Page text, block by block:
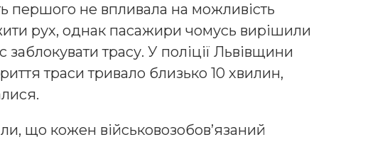
першого не впливала на можливість
рух, однак пасажири чомусь вирішили
заблокувати трасу. У поліції Львівщини
траси тривало близько 10 хвилин,
що кожен військовозобов’язаний